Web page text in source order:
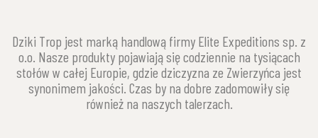
Dziki Trop jest marką handlową firmy Elite Expeditions sp. z
o.o. Nasze produkty pojawiają się codziennie na tysiącach
stołów w całej Europie, gdzie dziczyzna ze Zwierzyńca jest
synonimem jakości. Czas by na dobre zadomowiły się
również na naszych talerzach.